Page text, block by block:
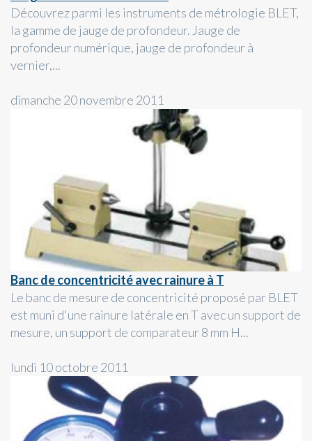
Découvrez parmi les instruments de métrologie BLET,
la gamme de jauge de profondeur. Jauge de
profondeur numérique, jauge de profondeur à
vernier,...
dimanche 20 novembre 2011
Banc de concentricité avec rainure à T
Le banc de mesure de concentricité proposé par BLET
est muni d'une rainure latérale en T avec un support de
mesure, un support de comparateur 8 mm H...
lundi 10 octobre 2011